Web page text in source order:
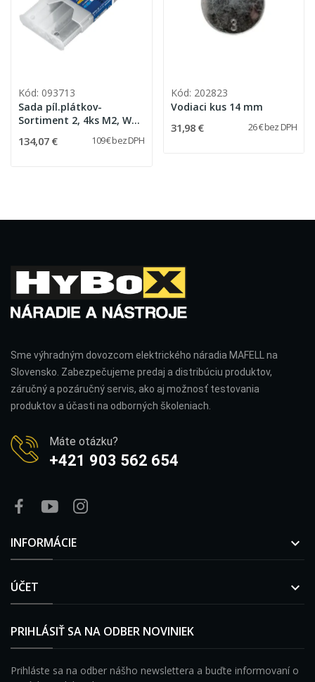
Kód: 093713
Sada píl.plátkov-
Sortiment 2, 4ks M2, W6,
L2, W+M2, 2ks CUnex W1
134,07 € 109 € bez DPH
Kód: 202823
Vodiaci kus 14 mm
31,98 € 26 € bez DPH
Sme výhradným dovozcom elektrického náradia MAFELL na
Slovensko. Zabezpečujeme predaj a distribúciu produktov,
záručný a pozáručný servis, ako aj možnosť testovania
produktov a účasti na odborných školeniach.
Máte otázku?
+421 903 562 654
INFORMÁCIE 
ÚČET 
PRIHLÁSIŤ SA NA ODBER NOVINIEK
Prihláste sa na odber nášho newslettera a buďte informovaní o